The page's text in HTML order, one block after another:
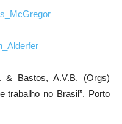
& Bastos, A.V.B. (Orgs)
trabalho no Brasil”. Porto